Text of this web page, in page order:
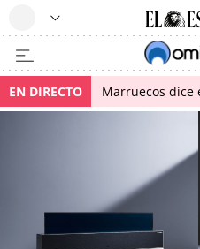
EN DIRECTO Marruecos dice